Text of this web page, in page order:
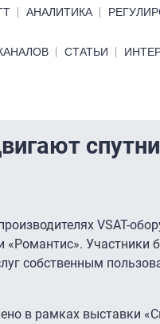
АНАЛИТИКА
СТАТЬИ
VSAT-
Участники
собственным
в рамках выставки